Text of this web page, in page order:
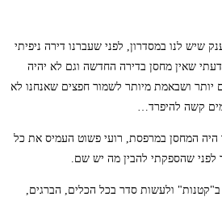
שיש לנו במסדרון, לפני שעברנו דירה ניפיתי
שאין מחסן בדירה החדשה וגם לא יהיה
יותר ושבאמת מיותר לשמור חפצים שאנחנו לא
קשה להיפרד…
היה המחסן במרפסת, רועי פשוט העמיס את כל
שהספקתי להבין מה יש שם.
ולעשות סדר בכל הכלים, הברגים,